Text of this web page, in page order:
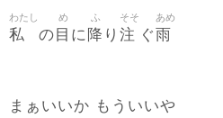
私
わたし
の 目
め
に 降
ふ
り 注
そそ
ぐ 雨
あめ
まぁいいか もういいや